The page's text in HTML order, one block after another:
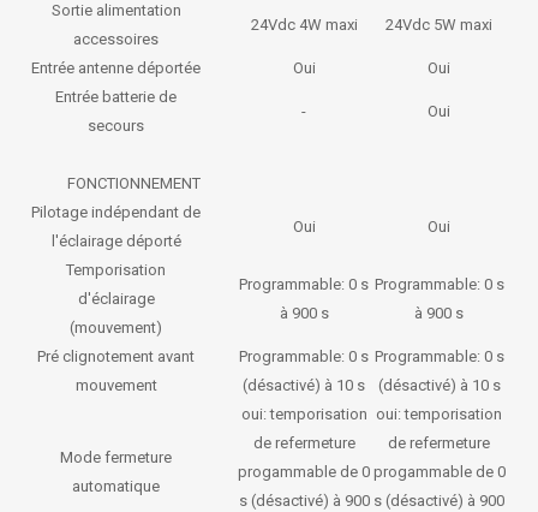
Sortie alimentation
accessoires
24Vdc 4W maxi 24Vdc 5W maxi
Entrée antenne déportée Oui
Oui
Entrée batterie de
secours
- Oui
FONCTIONNEMENT
Pilotage indépendant de
l'éclairage déporté
Oui Oui
Temporisation
d'éclairage
(mouvement)
Programmable: 0 s
à 900 s
Programmable: 0 s
à 900 s
Pré clignotement avant
mouvement
Programmable: 0 s
(désactivé) à 10 s
Programmable: 0 s
(désactivé) à 10 s
Mode fermeture
automatique
oui: temporisation
de refermeture
progammable de 0
s (désactivé) à 900
oui: temporisation
de refermeture
progammable de 0
s (désactivé) à 900